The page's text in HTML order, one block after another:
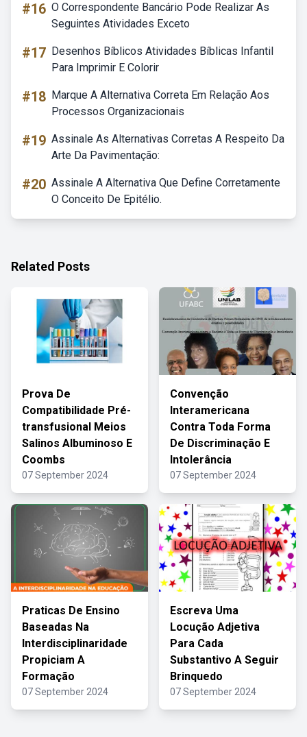
#16 O Correspondente Bancário Pode Realizar As
Seguintes Atividades Exceto
#17 Desenhos Bíblicos Atividades Bíblicas Infantil
Para Imprimir E Colorir
#18 Marque A Alternativa Correta Em Relação Aos
Processos Organizacionais
#19 Assinale As Alternativas Corretas A Respeito Da
Arte Da Pavimentação:
#20 Assinale A Alternativa Que Define Corretamente
O Conceito De Epitélio.
Related Posts
Prova De
Compatibilidade Pré-
transfusional Meios
Salinos Albuminoso E
Coombs
07 September 2024
Convenção
Interamericana
Contra Toda Forma
De Discriminação E
Intolerância
07 September 2024
Praticas De Ensino
Baseadas Na
Interdisciplinaridade
Propiciam A
Formação
07 September 2024
Escreva Uma
Locução Adjetiva
Para Cada
Substantivo A Seguir
Brinquedo
07 September 2024